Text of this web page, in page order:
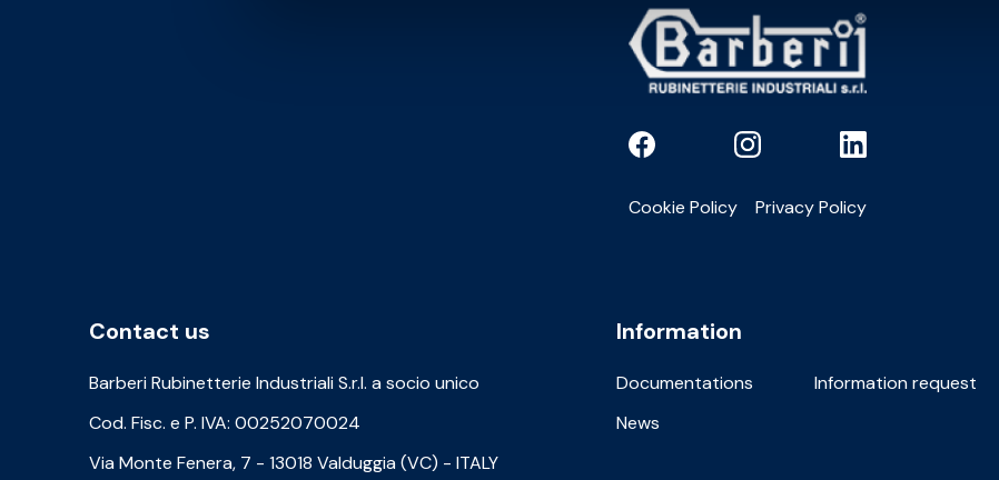
Cookie Policy Privacy Policy
Contact us
Barberi Rubinetterie Industriali S.r.l. a socio unico
Cod. Fisc. e P. IVA: 00252070024
Via Monte Fenera, 7 - 13018 Valduggia (VC) - ITALY
Information
Documentations
Information request
News